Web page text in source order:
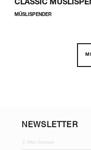
CLASSIC
MÜSLISPENDER
NEWSLETTER